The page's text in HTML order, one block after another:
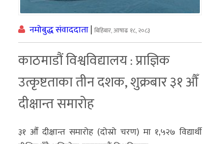
नमोबुद्ध संवाददाता|बिहिबार, आषाढ १८, २०८३
काठमाडौं विश्वविद्यालय : प्राज्ञिक
उत्कृष्टताका तीन दशक, शुक्रबार ३१ औँ
दीक्षान्त समारोह
३१ औँ दीक्षान्त समारोह (दोस्रो चरण) मा १,५२७ विद्यार्थी